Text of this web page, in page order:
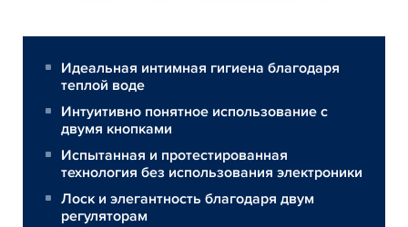
Идеальная интимная гигиена благодаря
теплой воде
Интуитивно понятное использование с
двумя кнопками
Испытанная и протестированная
технология без использования электроники
Лоск и элегантность благодаря двум
регуляторам